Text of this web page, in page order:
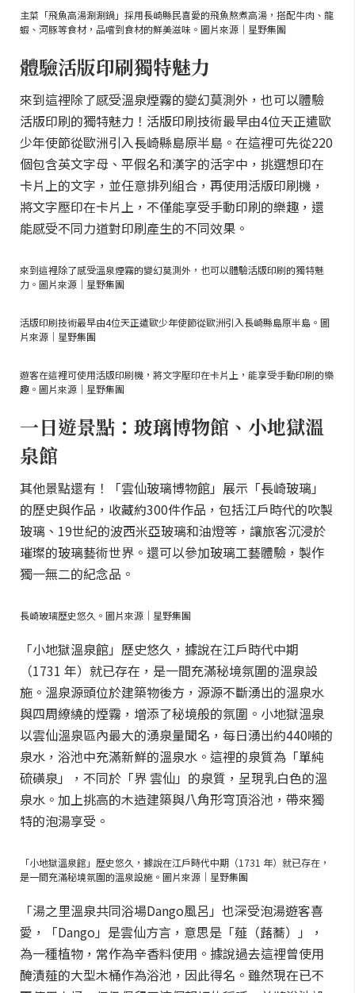
主菜「飛魚高湯涮涮鍋」採用長崎縣民喜愛的飛魚熬煮高湯，搭配牛肉、龍
蝦、河豚等食材，品嚐到食材的鮮美滋味。圖片來源｜星野集團
體驗活版印刷獨特魅力
來到這裡除了感受溫泉煙霧的變幻莫測外，也可以體驗
活版印刷的獨特魅力！活版印刷技術最早由4位天正遣歐
少年使節從歐洲引入長崎縣島原半島。在這裡可先從220
個包含英文字母、平假名和漢字的活字中，挑選想印在
卡片上的文字，並任意排列組合，再使用活版印刷機，
將文字壓印在卡片上，不僅能享受手動印刷的樂趣，還
能感受不同力道對印刷產生的不同效果。
來到這裡除了感受溫泉煙霧的變幻莫測外，也可以體驗活版印刷的獨特魅
力。圖片來源｜星野集團
活版印刷技術最早由4位天正遣歐少年使節從歐洲引入長崎縣島原半島。圖
片來源｜星野集團
遊客在這裡可使用活版印刷機，將文字壓印在卡片上，能享受手動印刷的樂
趣。圖片來源｜星野集團
一日遊景點：玻璃博物館、小地獄溫
泉館
其他景點還有！「雲仙玻璃博物館」展示「長崎玻璃」
的歷史與作品，收藏約300件作品，包括江戶時代的吹製
玻璃、19世紀的波西米亞玻璃和油燈等，讓旅客沉浸於
璀璨的玻璃藝術世界。還可以參加玻璃工藝體驗，製作
獨一無二的紀念品。
長崎玻璃歷史悠久。圖片來源｜星野集團
「小地獄溫泉館」歷史悠久，據說在江戶時代中期
（1731 年）就已存在，是一間充滿秘境氛圍的溫泉設
施。溫泉源頭位於建築物後方，源源不斷湧出的溫泉水
與四周繚繞的煙霧，增添了秘境般的氛圍。小地獄溫泉
以雲仙溫泉區內最大的湧泉量聞名，每日湧出約440噸的
泉水，浴池中充滿新鮮的溫泉水。這裡的泉質為「單純
硫磺泉」，不同於「界 雲仙」的泉質，呈現乳白色的溫
泉水。加上挑高的木造建築與八角形穹頂浴池，帶來獨
特的泡湯享受。
「小地獄溫泉館」歷史悠久，據說在江戶時代中期（1731 年）就已存在，
是一間充滿秘境氛圍的溫泉設施。圖片來源｜星野集團
「湯之里溫泉共同浴場Dango風呂」也深受泡湯遊客喜
愛，「Dango」是雲仙方言，意思是「薤（蕗蕎）」，
為一種植物，常作為辛香料使用。據說過去這裡曾使用
醃漬薤的大型木桶作為浴池，因此得名。雖然現在已不